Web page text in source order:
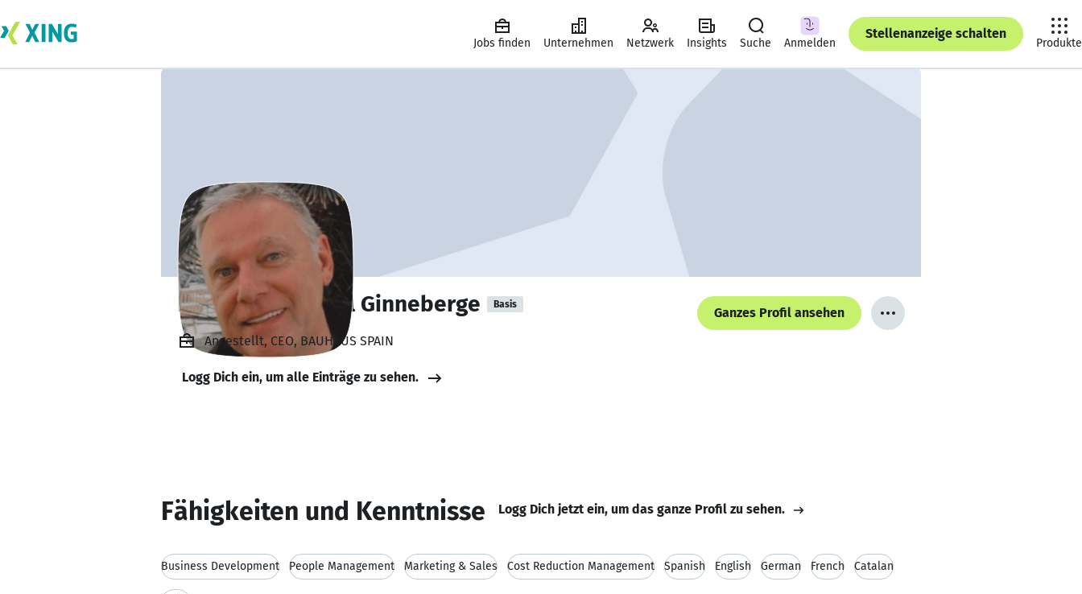
Jobs finden Unternehmen Netzwerk Insights Suche Anmelden
Stellenanzeige schalten
Produkte
Bart Peter Michel Ginneberge Basis
Ganzes Profil ansehen
Angestellt, CEO, BAUHAUS SPAIN
Logg Dich ein, um alle Einträge zu sehen.
Fähigkeiten und Kenntnisse Logg Dich jetzt ein, um das ganze Profil zu sehen.
Business Development People Management Marketing & Sales Cost Reduction Management Spanish English German French Catalan